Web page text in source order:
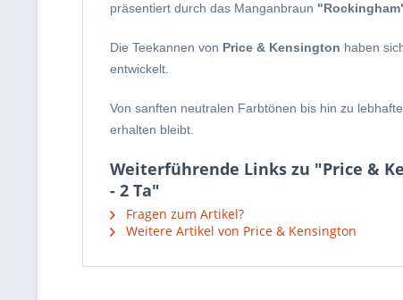
präsentiert durch das Manganbraun
Die Teekannen von Price & Kensington haben
entwickelt.
Von sanften neutralen Farbtönen bis hin zu
erhalten bleibt.
Weiterführende Links zu "Price &
- 2 Ta"
Fragen zum Artikel?
Weitere Artikel von Price & Kensington